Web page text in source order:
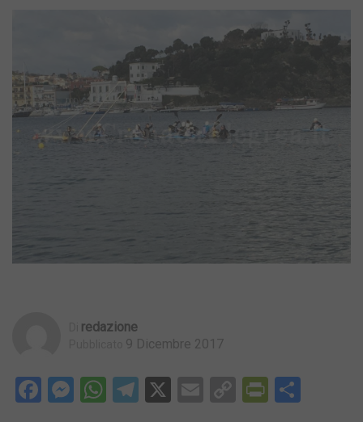
Redazione
9 Dicembre 2017
Facebook
Messenger
WhatsApp
Telegram
X EmailCopy